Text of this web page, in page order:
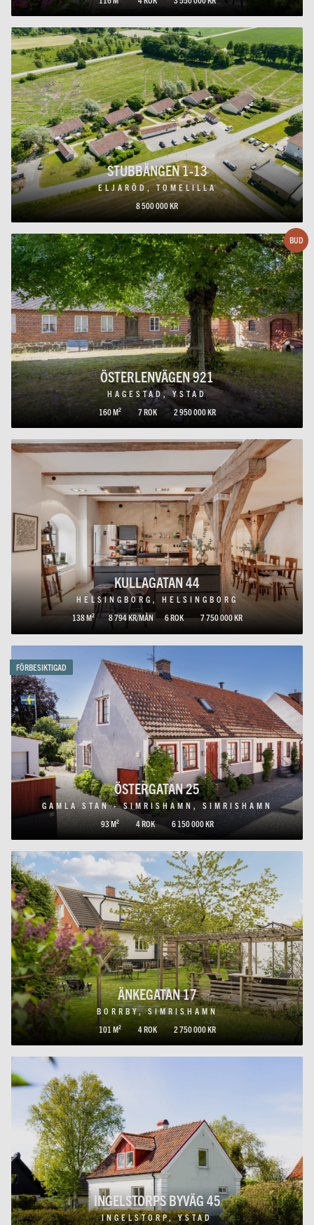
STUBBÄNGEN 1-13
ELJARÖD, TOMELILLA
8 500 000 KR
BUD
ÖSTERLENVÄGEN 921
HAGESTAD, YSTAD
160 M²
7 ROK 2 950 000 KR
KULLAGATAN 44
HELSINGBORG, HELSINGBORG
138 M²
8 794 KR/MÅN 6 ROK 7 750 000 KR
ÖSTERGATAN 25
GAMLA STAN - SIMRISHAMN, SIMRISHAMN
93 M²
4 ROK 6 150 000 KR
FÖRBESIKTIGAD
ÄNKEGATAN 17
BORRBY, SIMRISHAMN
101 M²
4 ROK 2 750 000 KR
INGELSTORPS BYVÄG 45
INGELSTORP, YSTAD